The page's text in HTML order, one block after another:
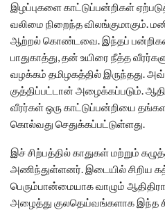
இழப்புகளை காட்டுப்பன்றிகள்
வலிமை நிறைந்த விலங்குமாகும்.
ஆற்றல் கொண்டவை. இந்தப்
பாதுகாத்து, தன் உயிரை நீத்த
வழக்கம் தமிழகத்தில் இருந்தது.
குத்திப்பட்டான் அழைக்கப்படும்.
வீரர்கள் ஒரு காட்டுப்பன்றியை
கொல்வது செதுக்கப்பட்டுள்ளது.
இச் சிற்பத்தில் காதுகள் மற்றும்
அணிந்துள்ளனர். இடையில் சிறிய
பெரும்பான்மையாக வாழும்
அழைத்து குலதெய்வங்களாக இந்த